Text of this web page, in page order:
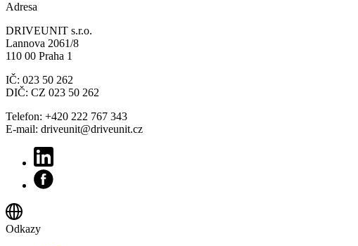
Adresa
DRIVEUNIT s.r.o.
Lannova 2061/8
110 00 Praha 1
IČ: 023 50 262
DIČ: CZ 023 50 262
Telefon: +420 222 767 343
E-mail: driveunit@driveunit.cz
Odkazy